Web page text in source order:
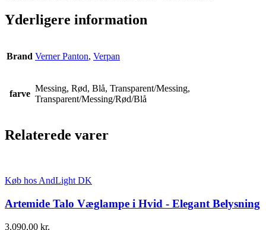
Yderligere information
Brand Verner Panton, Verpan
farve
Messing, Rød, Blå, Transparent/Messing,
Transparent/Messing/Rød/Blå
Relaterede varer
Køb hos AndLight DK
Artemide Talo Væglampe i Hvid - Elegant Belysning
3.090,00 kr.